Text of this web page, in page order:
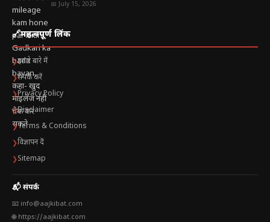
📅 July 15, 2026
🔗महत्वपूर्ण लिंक
❯हमारे बारे में
❯संपर्क करें
❯Privacy Policy
❯Disclaimer
❯Terms & Conditions
❯विज्ञापन दें
❯Sitemap
📬 संपर्क
📧 info@aajkibat.com
🌐 https://aajkibat.com